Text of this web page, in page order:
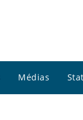
Médias